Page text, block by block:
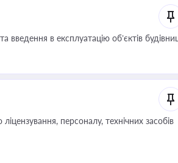
в експлуатацію об’єктів
персоналу, технічних засобів